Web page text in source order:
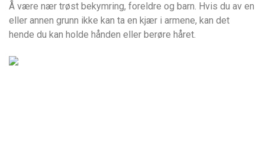
Å være nær trøst bekymring, foreldre og barn. Hvis du av en
eller annen grunn ikke kan ta en kjær i armene, kan det
hende du kan holde hånden eller berøre håret.